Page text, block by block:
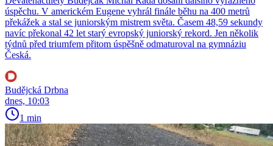
úspěchu. V americkém Eugene vyhrál finále běhu na 400 metrů
překážek a stal se juniorským mistrem světa. Časem 48,59 sekundy
navíc překonal 42 let starý evropský juniorský rekord. Jen několik
týdnů před triumfem přitom úspěšně odmaturoval na gymnáziu
Česká.
Budějcká Drbna
dnes, 10:03
1 min